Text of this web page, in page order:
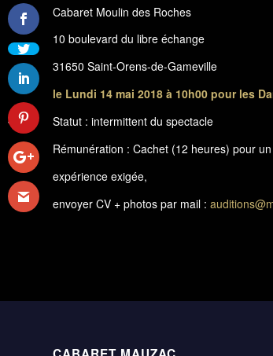
Cabaret Moulin des Roches
10 boulevard du libre échange
31650 Saint-Orens-de-Gameville
le Lundi 14 mai 2018 à 10h00 pour les
Statut : intermittent du spectacle
Rémunération : Cachet (12 heures) pour
expérience exigée,
envoyer CV + photos par mail :
Opéra 2 poche - De
Vérone à Paris